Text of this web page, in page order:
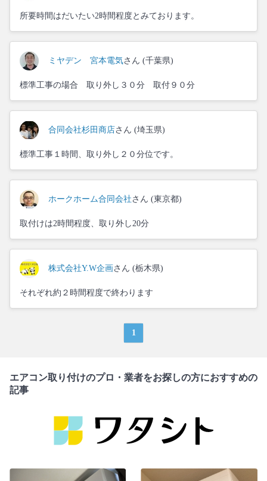
所要時間はだいたい2時間程度とみております。
ミヤデン 宮本電気さん (千葉県)
標準工事の場合 取り外し３０分 取付９０分
合同会社杉田商店さん (埼玉県)
標準工事１時間、取り外し２０分位です。
ホークホーム合同会社 さん (東京都)
取付けは2時間程度、取り外し20分
株式会社Y.W企画 さん (栃木県)
それぞれ約２時間程度で終わります
1
エアコン取り付けのプロ・業者をお探しの方におすすめの
記事